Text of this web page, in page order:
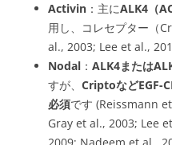
Activin ：主にALK4 （
用し、コレセプター（
al., 2003; Lee et al.,
Nodal ： ALK4または
すが、 CriptoなどEGF-
必須です (Reissmann
Gray et al., 2003; Lee